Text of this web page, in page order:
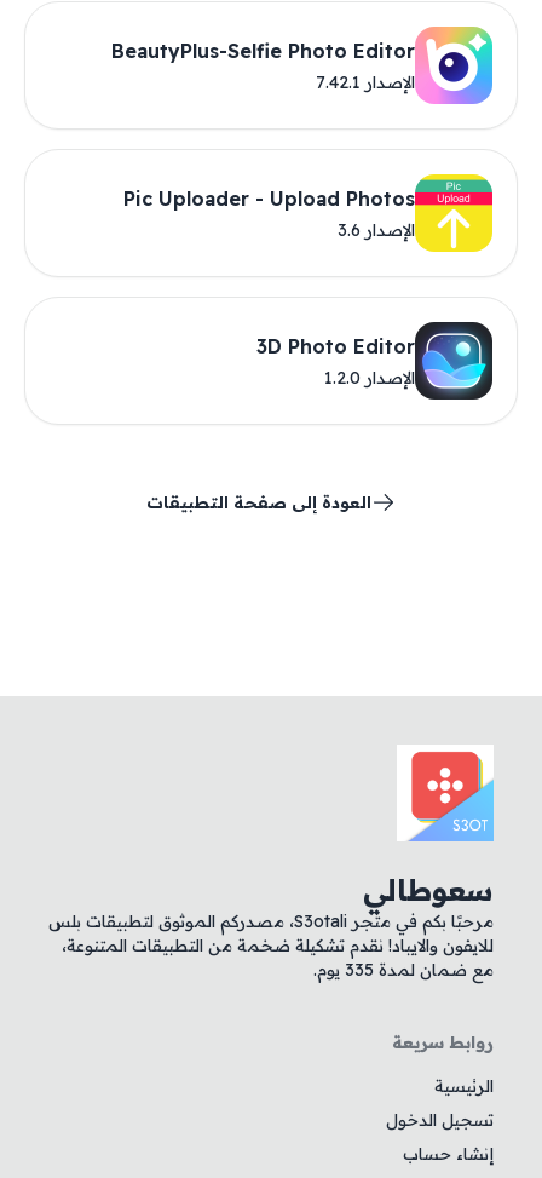
BeautyPlus-Selfie Photo Editor
الإصدار 7.42.1
Pic Uploader - Upload Photos
الإصدار 3.6
3D Photo Editor
الإصدار 1.2.0
العودة إلى صفحة التطبيقات
سعوطالي
مرحبًا بكم في متجر S3otali، مصدركم الموثوق لتطبيقات بلس
للايفون والايباد! نقدم تشكيلة ضخمة من التطبيقات المتنوعة،
مع ضمان لمدة 335 يوم.
روابط سريعة
الرئيسية
تسجيل الدخول
إنشاء حساب